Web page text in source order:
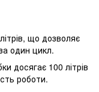
що дозволяє
один цикл.
досягає 100 літрів
роботи.